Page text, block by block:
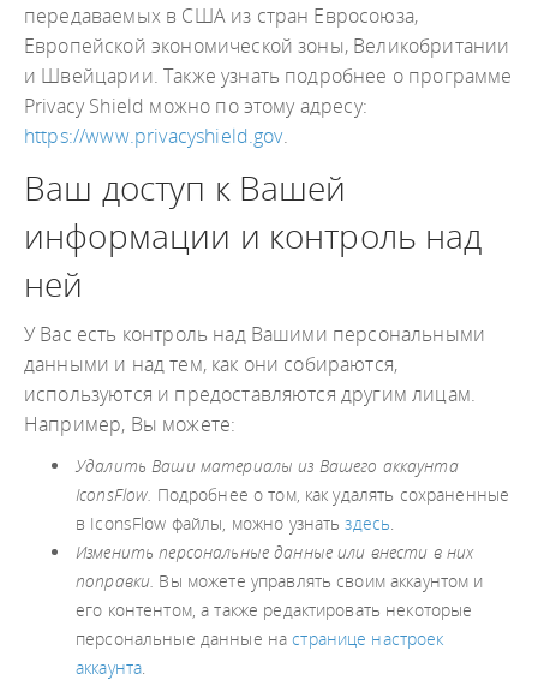
передаваемых в США из стран Евросоюза,
Европейской экономической зоны, Великобритании
и Швейцарии. Также узнать подробнее о программе
Privacy Shield можно по этому адресу:
https://www.privacyshield.gov.
Ваш доступ к Вашей
информации и контроль над
ней
У Вас есть контроль над Вашими персональными
данными и над тем, как они собираются,
используются и предоставляются другим лицам.
Например, Вы можете:
Удалить Ваши материалы из Вашего аккаунта
IconsFlow. Подробнее о том, как удалять сохраненные
в IconsFlow файлы, можно узнатьздесь.
Изменить персональные данные или внести в них
поправки. Вы можете управлять своим аккаунтом и
его контентом, а также редактировать некоторые
персональные данные настранице настроек
аккаунта.